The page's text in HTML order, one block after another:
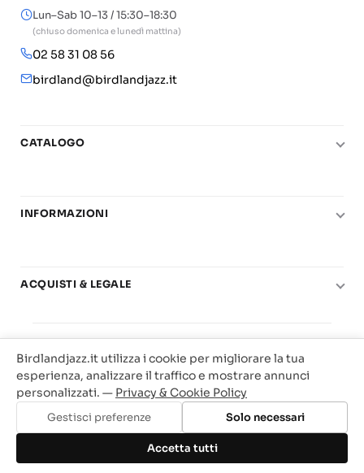
Aggiungi al carrello
Lun–Sab 10–13 / 15:30–18:30
(chiuso domenica e lunedì mattina)
02 58 31 08 56
birdland@birdlandjazz.it
CATALOGO
Chitarra
Basi play-along
Offerte
INFORMAZIONI
Carta del Docente
ACQUISTI & LEGALE
Privacy & Cookie
Traccia il tuo ordine
Birdland Milano. P.Iva 12093700156
Web Agency Milano
Birdlandjazz.it utilizza i cookie per migliorare la tua
esperienza, analizzare il traffico e mostrare annunci
personalizzati. — Privacy & Cookie Policy
Gestisci preferenze Solo necessari
Accetta tutti